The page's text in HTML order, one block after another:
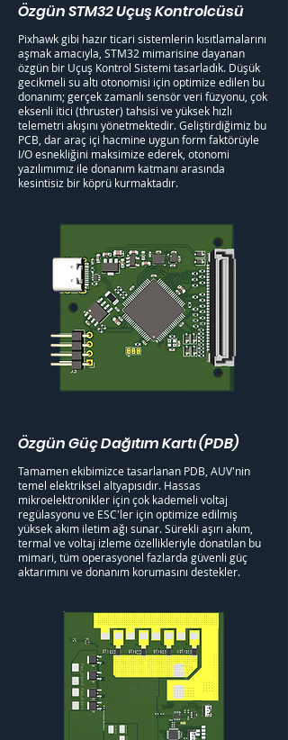
Özgün STM32 Uçuş Kontrolcüsü
Pixhawk gibi hazır ticari sistemlerin kısıtlamalarını
aşmak amacıyla, STM32 mimarisine dayanan
özgün bir Uçuş Kontrol Sistemi tasarladık. Düşük
gecikmeli su altı otonomisi için optimize edilen bu
donanım; gerçek zamanlı sensör veri füzyonu, çok
eksenli itici (thruster) tahsisi ve yüksek hızlı
telemetri akışını yönetmektedir. Geliştirdiğimiz bu
PCB, dar araç içi hacmine uygun form faktörüyle
I/O esnekliğini maksimize ederek, otonomi
yazılımımız ile donanım katmanı arasında
kesintisiz bir köprü kurmaktadır.
Özgün Güç Dağıtım Kartı (PDB)
Tamamen ekibimizce tasarlanan PDB, AUV'nin
temel elektriksel altyapısıdır. Hassas
mikroelektronikler için çok kademeli voltaj
regülasyonu ve ESC'ler için optimize edilmiş
yüksek akım iletim ağı sunar. Sürekli aşırı akım,
termal ve voltaj izleme özellikleriyle donatılan bu
mimari, tüm operasyonel fazlarda güvenli güç
aktarımını ve donanım korumasını destekler.